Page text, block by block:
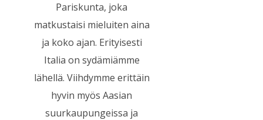
Pariskunta, joka
matkustaisi mieluiten aina
ja koko ajan. Erityisesti
Italia on sydämiämme
lähellä. Viihdymme erittäin
hyvin myös Aasian
suurkaupungeissa ja